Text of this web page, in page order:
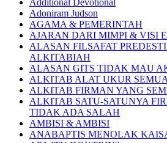
Adoniram Judson
AGAMA & PEMERINTAH
AJARAN DARI MIMPI & VISI
ALASAN FILSAFAT
ALKITABIAH
ALASAN GITS TIDAK MAU
ALKITAB ALAT UKUR
ALKITAB FIRMAN YANG
ALKITAB SATU-SATUNYA
TIDAK ADA SALAH
AMBISI & AMBISI
ANABAPTIS MENOLAK